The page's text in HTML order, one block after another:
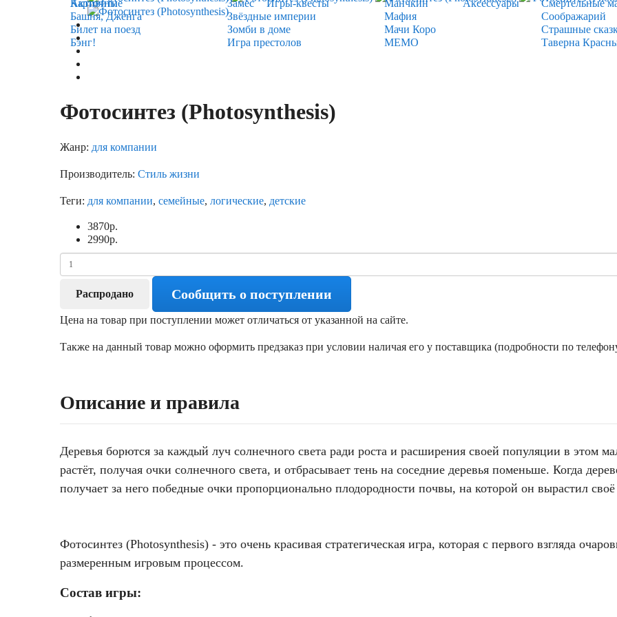
Карточные
Игры-квесты
Аксессуары
Активити
Башня, Дженга
Билет на поезд
Бэнг!
Замес
Звёздные империи
Зомби в доме
Игра престолов
Манчкин
Мафия
Мачи Коро
МЕМО
Смертельные
Соображарий
Страшные
Таверна
Фотосинтез (Photosynthesis)
Жанр: для компании
Производитель: Стиль жизни
Теги: для компании, семейные, логические, детские
3870р.
2990р.
Распродано Сообщить о поступлении
Цена на товар при поступлении может отличаться от указанной на сайте.
Также на данный товар можно оформить предзаказ при условии наличая его у поставщика (подробности по
Описание и правила
Деревья борются за каждый луч солнечного света ради роста и расширения своей популяции в этом
растёт, получая очки солнечного света, и отбрасывает тень на соседние деревья поменьше. Когда
получает за него победные очки пропорционально плодородности почвы, на которой он вырастил своё
Фотосинтез (Photosynthesis) - это очень красивая стратегическая игра, которая с первого взгляда
размеренным игровым процессом.
Состав игры: